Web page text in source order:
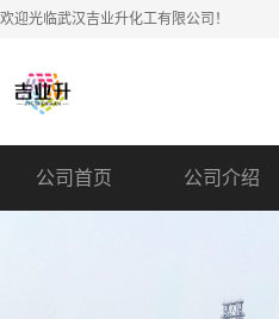
欢迎光临武汉吉业升化工有限公司！
公司首页 公司介绍